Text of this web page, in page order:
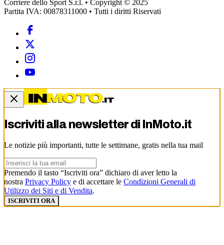
Corriere dello Sport S.r.l. • Copyright © 2025
Partita IVA: 00878311000 • Tutti i diritti Riservati
Iscriviti alla newsletter di InMoto.it
Le notizie più importanti, tutte le settimane, gratis nella tua mail
Premendo il tasto “Iscriviti ora” dichiaro di aver letto la
nostra Privacy Policy e di accettare le Condizioni Generali di
Utilizzo dei Siti e di Vendita.
ISCRIVITI ORA